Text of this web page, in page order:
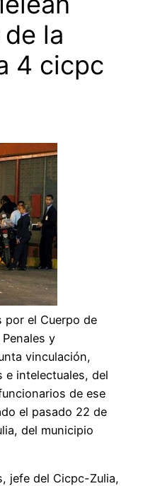
la
4 cicpc
por el Cuerpo de
y
vinculación,
e intelectuales, del
de ese
el pasado 22 de
del municipio
jefe del Cicpc-Zulia,